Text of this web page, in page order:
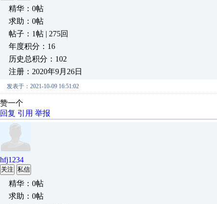
精华：0帖
求助：0帖
帖子：1帖 | 275回
年度积分：16
历史总积分：102
注册：2020年9月26日
发表于：2021-10-09 16:51:02
赞一个
回复 引用 举报
hfj1234
关注 私信
精华：0帖
求助：0帖